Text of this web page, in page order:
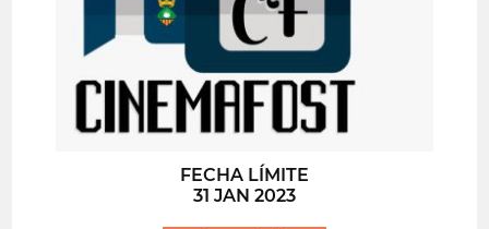
FECHA LÍMITE
31 JAN 2023